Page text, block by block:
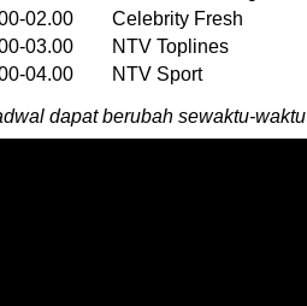
02.00 Celebrity Fresh
03.00 NTV Toplines
04.00 NTV Sport
dapat berubah sewaktu-waktu